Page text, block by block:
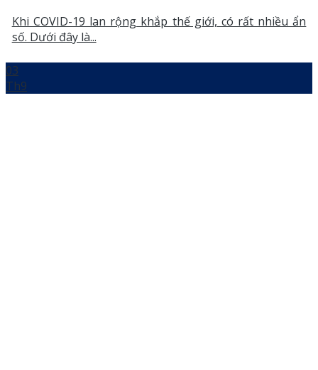
Khi COVID-19 lan rộng khắp thế giới, có rất nhiều ẩn
số. Dưới đây là...
03
Th9